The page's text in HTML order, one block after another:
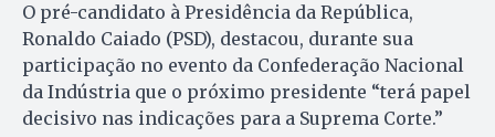
O pré-candidato à Presidência da República,
Ronaldo Caiado (PSD), destacou, durante sua
participação no evento da Confederação Nacional
da Indústria que o próximo presidente “terá papel
decisivo nas indicações para a Suprema Corte.”